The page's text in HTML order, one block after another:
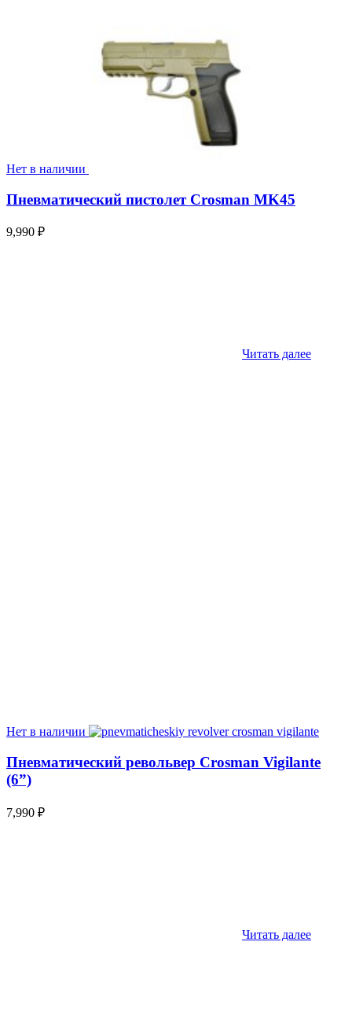
Нет в наличии
Пневматический пистолет Crosman MK45
9,990 ₽
Читать далее
Нет в наличии
Пневматический револьвер Crosman Vigilante
(6”)
7,990 ₽
Читать далее